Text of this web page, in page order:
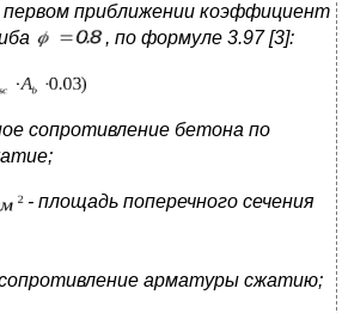
первом приближении коэффициент
, по формуле 3.97 [3]:
сопротивление бетона по
- площадь поперечного сечения
арматуры сжатию;